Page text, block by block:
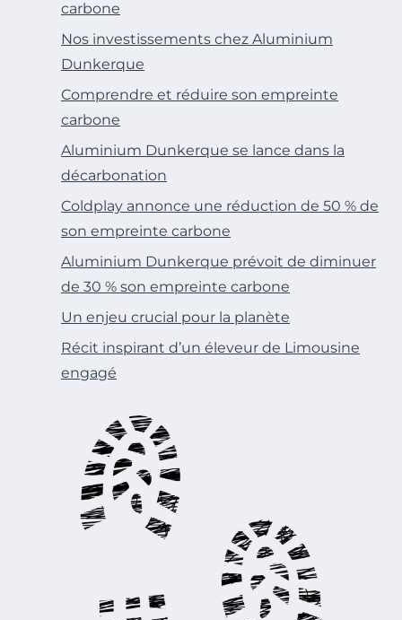
carbone
Nos investissements chez Aluminium
Dunkerque
Comprendre et réduire son empreinte
carbone
Aluminium Dunkerque se lance dans la
décarbonation
Coldplay annonce une réduction de 50 % de
son empreinte carbone
Aluminium Dunkerque prévoit de diminuer
de 30 % son empreinte carbone
Un enjeu crucial pour la planète
Récit inspirant d’un éleveur de Limousine
engagé